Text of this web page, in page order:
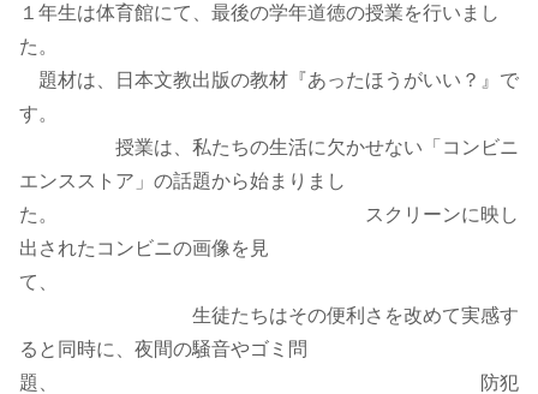
１年生は体育館にて、最後の学年道徳の授業を行いまし
た。
題材は、日本文教出版の教材『あったほうがいい？』で
す。
授業は、私たちの生活に欠かせない「コンビニ
エンスストア」の話題から始まりまし
た。 スクリーンに映し
出されたコンビニの画像を見
て、
生徒たちはその便利さを改めて実感す
ると同時に、夜間の騒音やゴミ問
題、 防犯